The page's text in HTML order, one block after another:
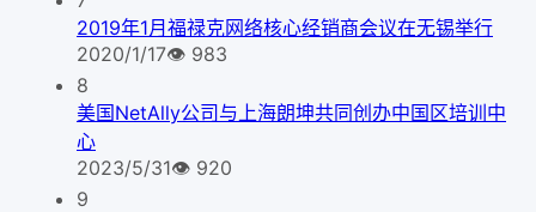
2019年1月福禄克网络核心经销商会议在无锡举行
2020/1/17👁 983
8
美国NetAlly公司与上海朗坤共同创办中国区培训中
心
2023/5/31👁 920
9